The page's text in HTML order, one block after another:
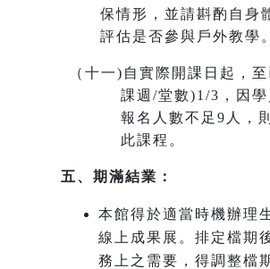
保情形，並請斟酌自身
評估是否參與戶外教學。
（十一) 自實際開課日起，
課週/堂數)1/3，因
報名人數不足9人，
此課程。
五、期滿結業：
本館得於適當時機辦理
線上成果展。排定檔期
務上之需要，得調整檔